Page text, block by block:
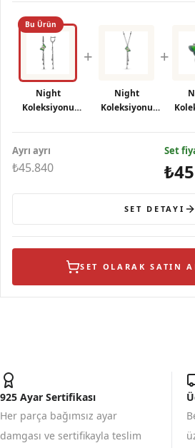
Bu Ürün
Night
Koleksiyonu
Tasarımlı Askılı
Gümüş Küpe
+
Night
Koleksiyonu
Tasarımlı
+
Ayrı ayrı
₺45.840
Set
SET DETAYI
SET OLARAK SATIN
925 Ayar Sertifikası
Her parça bağımsız ayar
damgası ve sertifikayla teslim